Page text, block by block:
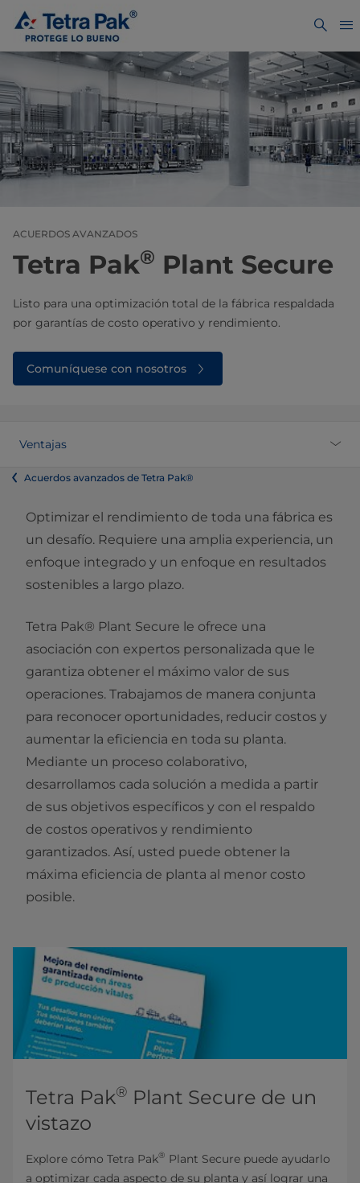
ACUERDOS AVANZADOS
Tetra Pak® Plant Secure
Listo para una optimización total de la fábrica respaldada
por garantías de costo operativo y rendimiento.
Comuníquese con nosotros
Ventajas
Acuerdos avanzados de Tetra Pak®
Optimizar el rendimiento de toda una fábrica es
un desafío. Requiere una amplia experiencia, un
enfoque integrado y un enfoque en resultados
sostenibles a largo plazo.
Tetra Pak® Plant Secure le ofrece una
asociación con expertos personalizada que le
garantiza obtener el máximo valor de sus
operaciones. Trabajamos de manera conjunta
para reconocer oportunidades, reducir costos y
aumentar la eficiencia en toda su planta.
Mediante un proceso colaborativo,
desarrollamos cada solución a medida a partir
de sus objetivos específicos y con el respaldo
de costos operativos y rendimiento
garantizados. Así, usted puede obtener la
máxima eficiencia de planta al menor costo
posible.
Tetra Pak® Plant Secure de un
vistazo
Explore cómo Tetra Pak® Plant Secure puede ayudarlo
a optimizar cada aspecto de su planta y así lograr una